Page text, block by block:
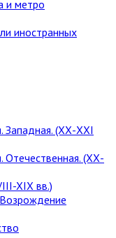
и метро
иностранных
Западная. (ХХ-ХХI
Отечественная. (ХХ-
XIX вв.)